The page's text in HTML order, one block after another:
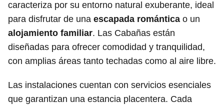
caracteriza por su entorno natural exuberante, ideal
para disfrutar de una escapada romántica o un
alojamiento familiar. Las Cabañas están
diseñadas para ofrecer comodidad y tranquilidad,
con amplias áreas tanto techadas como al aire libre.
Las instalaciones cuentan con servicios esenciales
que garantizan una estancia placentera. Cada